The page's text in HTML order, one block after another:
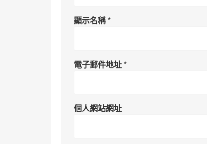
顯示名稱*
電子郵件地址*
個人網站網址